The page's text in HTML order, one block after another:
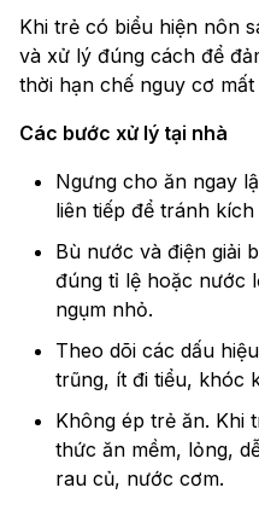
Khi trẻ có biểu hiện nôn
và xử lý đúng cách để
thời hạn chế nguy cơ
Các bước xử lý tại nhà
Ngưng cho ăn ngay
liên tiếp để tránh
Bù nước và điện giải
đúng tỉ lệ hoặc nước
ngụm nhỏ.
Theo dõi các dấu hiệu
trũng, ít đi tiểu, khóc
Không ép trẻ ăn. Khi
thức ăn mềm, lỏng,
rau củ, nước cơm.